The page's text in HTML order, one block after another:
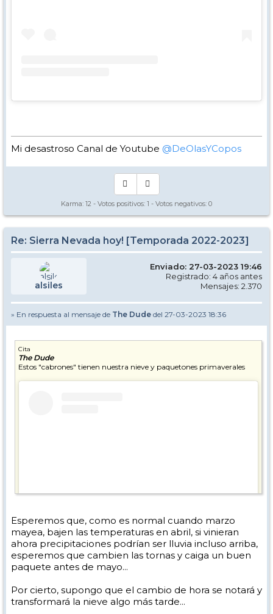
Mi desastroso Canal de Youtube @DeOlasYCopos
Karma: 12 - Votos positivos: 1 - Votos negativos: 0
Re: Sierra Nevada hoy! [Temporada 2022-2023]
alsiles
Enviado: 27-03-2023 19:46
Registrado: 4 años antes
Mensajes: 2.370
» En respuesta al mensaje de The Dude del 27-03-2023 18:36
Cita
The Dude
Estos "cabrones" tienen nuestra nieve y paquetones primaverales
View this post on Instagram
Esperemos que, como es normal cuando marzo
mayea, bajen las temperaturas en abril, si vinieran
ahora precipitaciones podrían ser lluvia incluso arriba,
esperemos que cambien las tornas y caiga un buen
paquete antes de mayo...
Por cierto, supongo que el cambio de hora se notará y
transformará la nieve algo más tarde...